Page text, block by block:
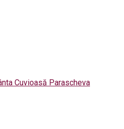
Cuvioasă Parascheva